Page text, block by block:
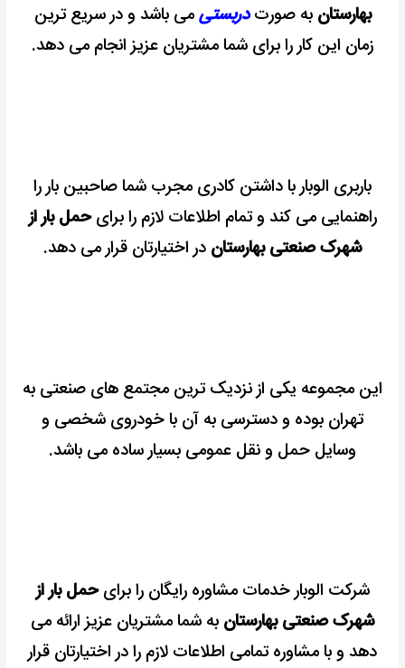
بهارستان به صورت دربستیمی باشد و در سریع ترین
زمان این کار را برای شما مشتریان عزیز انجام می دهد.
باربری الوبار با داشتن کادری مجرب شما صاحبین بار را
راهنمایی می کند و تمام اطلاعات لازم را برایحمل بار از
شهرک صنعتی بهارستان در اختیارتان قرار می دهد.
این مجموعه یکی از نزدیک ترین مجتمع های صنعتی به
تهران بوده و دسترسی به آن با خودروی شخصی و
وسایل حمل و نقل عمومی بسیار ساده می باشد.
شرکت الوبار خدمات مشاوره رایگان را برایحمل بار از
شهرک صنعتی بهارستان به شما مشتریان عزیز ارائه می
دهد و با مشاوره تمامی اطلاعات لازم را در اختیارتان قرار